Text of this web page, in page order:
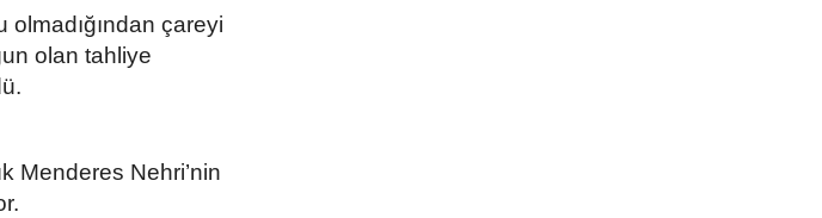
olmadığından çareyi
olan tahliye
Menderes Nehri’nin